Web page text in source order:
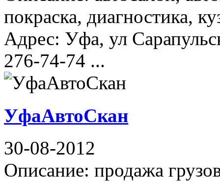
покраска, диагностика,
Адрес: Уфа, ул
276-74-74 ...
УфаАвтоСкан
30-08-2012
Описание: продажа